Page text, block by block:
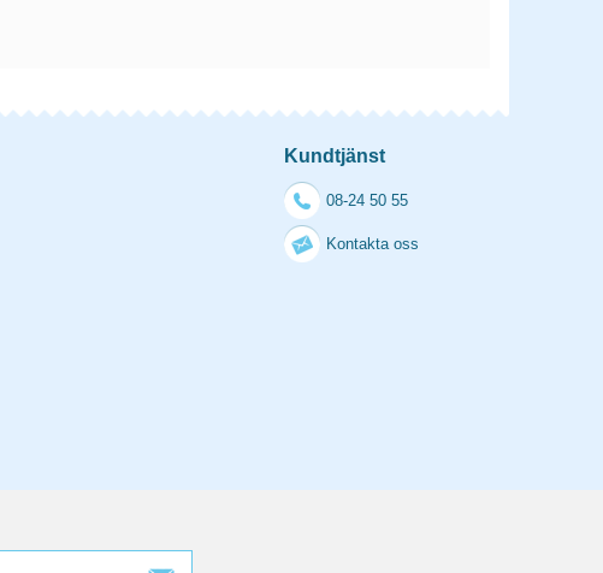
Kundtjänst
08-24 50 55
Kontakta oss